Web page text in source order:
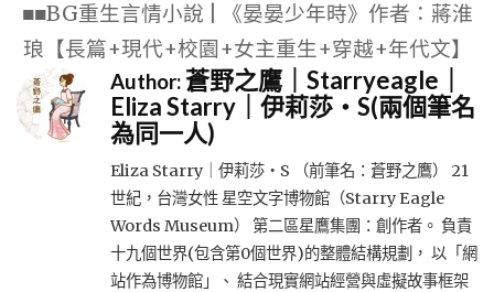
■■BG重生言情小說 | 《晏晏少年時》作者：蔣淮
琅【長篇+現代+校園+女主重生+穿越+年代文】
Author:蒼野之鷹｜Starryeagle｜
Eliza Starry｜伊莉莎・S(兩個筆名
為同一人)
Eliza Starry｜伊莉莎・S （前筆名：蒼野之鷹） 21
世紀，台灣女性 星空文字博物館（Starry Eagle
Words Museum） 第二區星鷹集團：創作者。 負責
十九個世界(包含第0個世界)的整體結構規劃， 以「網
站作為博物館」、 結合現實網站經營與虛擬故事框架